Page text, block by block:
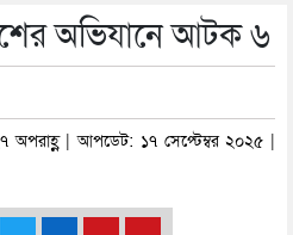
অভিযানে আটক ৬
অপরাহ্ণ | আপডেট: ১৭ সেপ্টেম্বর ২০২৫ |